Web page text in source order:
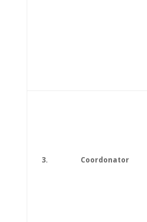
3. Coordonator